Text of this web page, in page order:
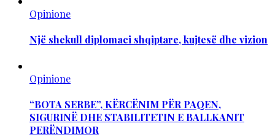
Opinione
Një shekull diplomaci shqiptare, kujtesë dhe vizion
Opinione
“BOTA SERBE”, KËRCËNIM PËR PAQEN,
SIGURINË DHE STABILITETIN E BALLKANIT
PERËNDIMOR